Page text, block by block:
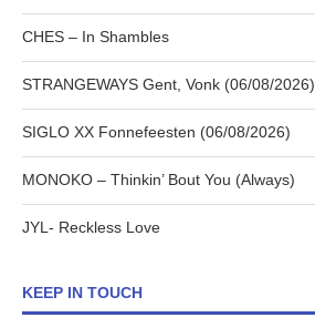
CHES – In Shambles
STRANGEWAYS Gent, Vonk (06/08/2026)
SIGLO XX Fonnefeesten (06/08/2026)
MONOKO – Thinkin’ Bout You (Always)
JYL- Reckless Love
KEEP IN TOUCH